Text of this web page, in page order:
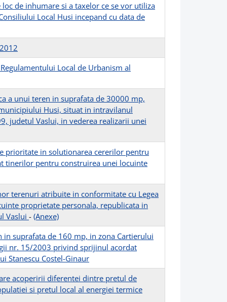
de inhumare si a taxelor ce se vor utiliza
Local Husi incepand cu data de
Local de Urbanism al
a unui teren in suprafata de 30000 mp,
Husi, situat in intravilanul
judetul Vaslui, in vederea realizarii unei
prioritate in solutionarea cererilor pentru
tinerilor pentru construirea unei locuinte
terenuri atribuite in conformitate cu Legea
proprietate personala, republicata in
Vaslui - (Anexe)
suprafata de 160 mp, in zona Cartierului
nr. 15/2003 privind sprijinul acordat
Stanescu Costel-Ginaur
acoperirii diferentei dintre pretul de
si pretul local al energiei termice